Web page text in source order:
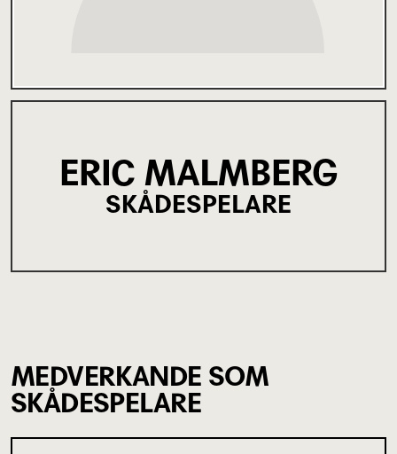
ERIC MALMBERG
SKÅDESPELARE
MEDVERKANDE SOM
SKÅDESPELARE